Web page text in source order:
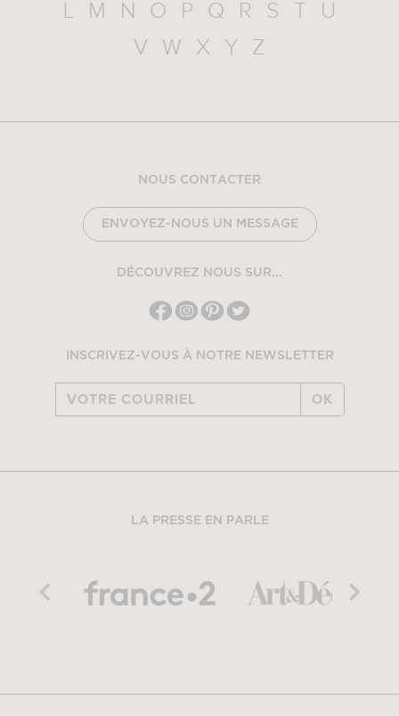
L
M N O P Q R S T
U
V
W X Y Z
NOUS CONTACTER
ENVOYEZ-NOUS UN MESSAGE
DÉCOUVREZ NOUS SUR...
INSCRIVEZ-VOUS À NOTRE NEWSLETTER
OK
LA PRESSE EN PARLE